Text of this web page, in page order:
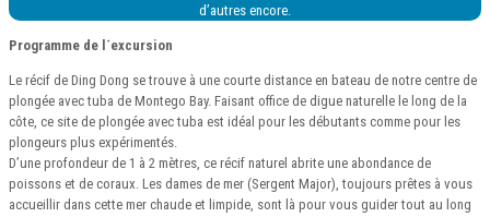
d’autres encore.
Programme de l´excursion
Le récif de Ding Dong se trouve à une courte distance en bateau de notre centre de
plongée avec tuba de Montego Bay. Faisant office de digue naturelle le long de la
côte, ce site de plongée avec tuba est idéal pour les débutants comme pour les
plongeurs plus expérimentés.
D’une profondeur de 1 à 2 mètres, ce récif naturel abrite une abondance de
poissons et de coraux. Les dames de mer (Sergent Major), toujours prêtes à vous
accueillir dans cette mer chaude et limpide, sont là pour vous guider tout au long